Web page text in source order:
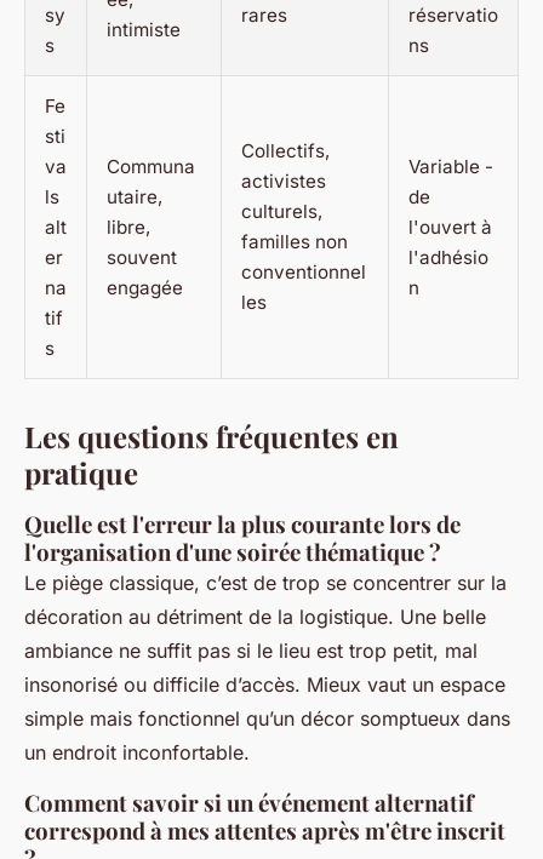
sy
s
intimiste
rares
réservatio
ns
Fe
sti
va
ls
alt
er
na
tif
s
Communa
utaire,
libre,
souvent
engagée
Collectifs,
activistes
culturels,
familles non
conventionnel
les
Variable -
de
l'ouvert à
l'adhésio
n
Les questions fréquentes en
pratique
Quelle est l'erreur la plus courante lors de
l'organisation d'une soirée thématique ?
Le piège classique, c’est de trop se concentrer sur la
décoration au détriment de la logistique. Une belle
ambiance ne suffit pas si le lieu est trop petit, mal
insonorisé ou difficile d’accès. Mieux vaut un espace
simple mais fonctionnel qu’un décor somptueux dans
un endroit inconfortable.
Comment savoir si un événement alternatif
correspond à mes attentes après m'être inscrit